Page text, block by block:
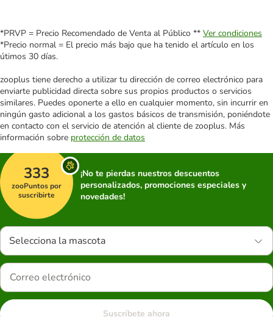
*PRVP = Precio Recomendado de Venta al Público ** Ver condiciones
*Precio normal = El precio más bajo que ha tenido el artículo en los
útimos 30 días.
zooplus tiene derecho a utilizar tu dirección de correo electrónico para
enviarte publicidad directa sobre sus propios productos o servicios
similares. Puedes oponerte a ello en cualquier momento, sin incurrir en
ningún gasto adicional a los gastos básicos de transmisión, poniéndote
en contacto con el servicio de atención al cliente de zooplus. Más
información sobre protección de datos
333
zooPuntos por
suscribirte
¡No te pierdas nuestros descuentos
personalizados, promociones especiales y
novedades!
Selecciona la mascota
Suscríbete ahora